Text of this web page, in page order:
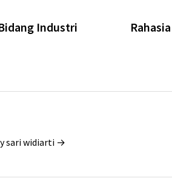
Industri
sari widiarti →